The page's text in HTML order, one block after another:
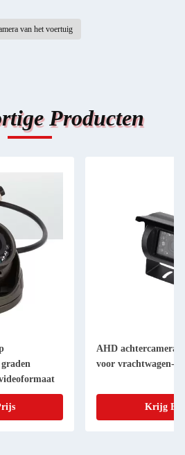
van het voertuig
Producten
AHD achtercamera
voor vrachtwagen-
Krijg